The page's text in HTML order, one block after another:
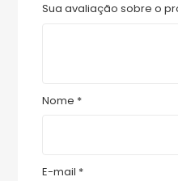
Sua avaliação sobre o
Nome *
E-mail *